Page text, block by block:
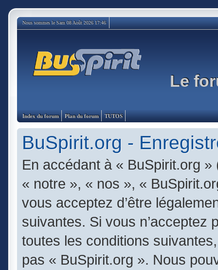
Nous sommes le Sam 08 Août 2026 17:46
Le
Index du forum Plan du forum TUTOS
BuSpirit.org -
En accédant à « BuSpirit.org
« notre », « nos », «
vous acceptez d’être
suivantes. Si vous n’acceptez
toutes les conditions
pas « BuSpirit.org ». Nous